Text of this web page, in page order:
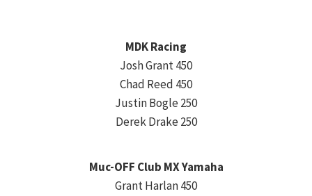
MDK Racing
Josh Grant 450
Chad Reed 450
Justin Bogle 250
Derek Drake 250
Muc-OFF Club MX Yamaha
Grant Harlan 450